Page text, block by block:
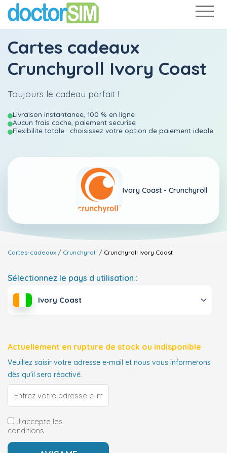
Cartes cadeaux
Crunchyroll Ivory Coast
Toujours le cadeau parfait !
Livraison instantanee, 100 % en ligne
Aucun frais cache, paiement securise
Flexibilite totale : choisissez votre option de paiement ideale
Ivory Coast - Crunchyroll
Cartes-cadeaux Crunchyroll Crunchyroll Ivory Coast
Sélectionnez le pays d utilisation :
Ivory Coast
Actuellement en rupture de stock ou indisponible
Veuillez saisir votre adresse e-mail et nous vous informerons
dès qu'il sera réactivé.
J'accepte les
conditions